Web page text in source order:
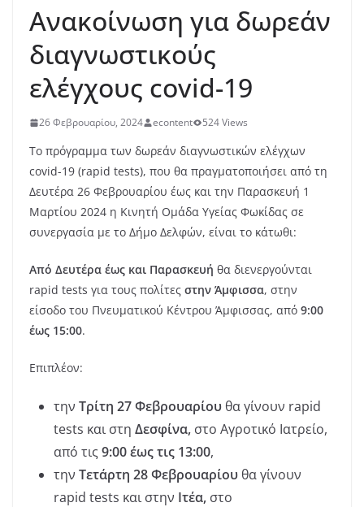
Ανακοίνωση για δωρεάν
διαγνωστικούς
ελέγχους covid-19
26 Φεβρουαρίου, 2024 econtent 524 Views
Το πρόγραμμα των δωρεάν διαγνωστικών ελέγχων
covid-19 (rapid tests), που θα πραγματοποιήσει από τη
Δευτέρα 26 Φεβρουαρίου έως και την Παρασκευή 1
Μαρτίου 2024 η Κινητή Ομάδα Υγείας Φωκίδας σε
συνεργασία με το Δήμο Δελφών, είναι το κάτωθι:
Από Δευτέρα έως και Παρασκευή θα διενεργούνται
rapid tests για τους πολίτες στην Άμφισσα, στην
είσοδο του Πνευματικού Κέντρου Άμφισσας, από 9:00
έως 15:00.
Επιπλέον:
την Τρίτη 27 Φεβρουαρίου θα γίνουν rapid
tests και στη Δεσφίνα, στο Αγροτικό Ιατρείο,
από τις 9:00 έως τις 13:00,
την Τετάρτη 28 Φεβρουαρίου θα γίνουν
rapid tests και στην Ιτέα, στο